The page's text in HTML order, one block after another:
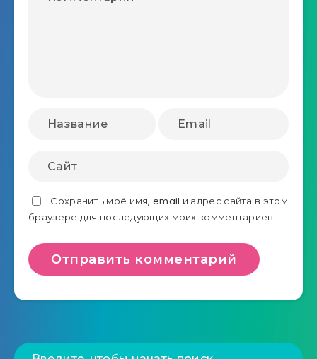
Сохранить моё имя, email и адрес сайта в этом
браузере для последующих моих комментариев.